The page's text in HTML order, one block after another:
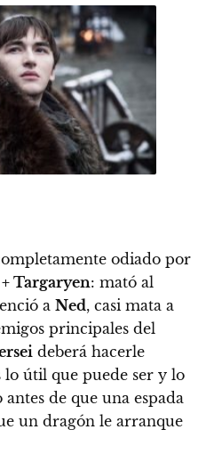
odiado por
Targaryen: mató al
a Ned, casi mata a
principales del
deberá hacerle
lo útil que puede ser y lo
de que una espada
un dragón le arranque